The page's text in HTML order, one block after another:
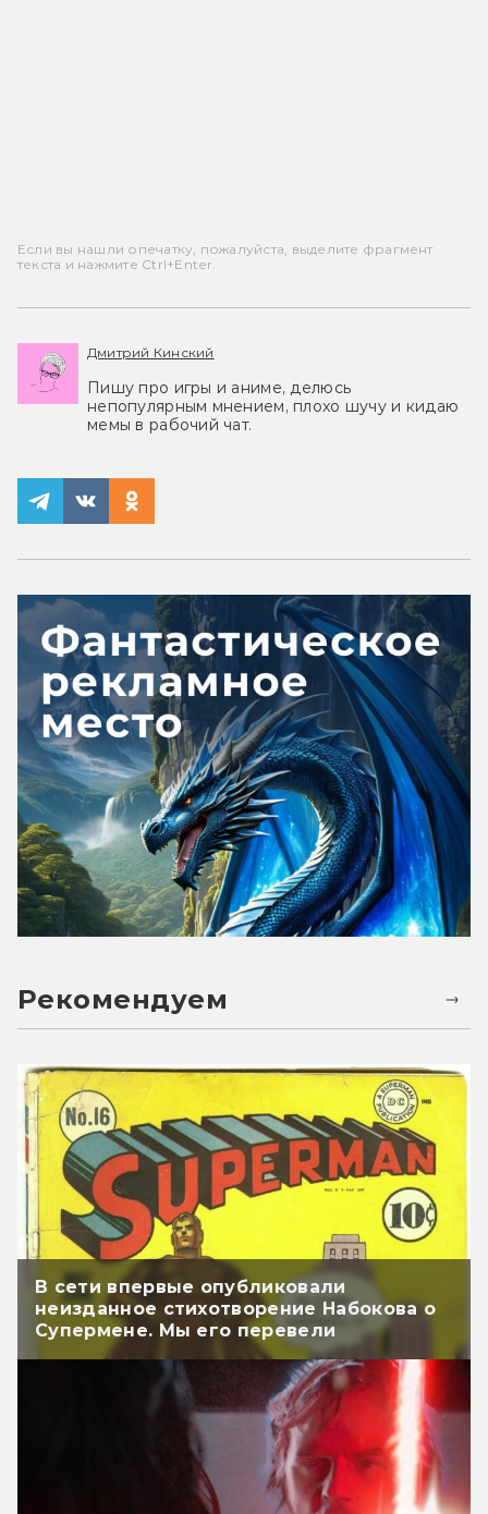
Если вы нашли опечатку, пожалуйста, выделите фрагмент
текста и нажмите Ctrl+Enter.
Дмитрий Кинский
Пишу про игры и аниме, делюсь
непопулярным мнением, плохо шучу и кидаю
мемы в рабочий чат.
Рекомендуем
В сети впервые опубликовали
неизданное стихотворение Набокова о
Супермене. Мы его перевели